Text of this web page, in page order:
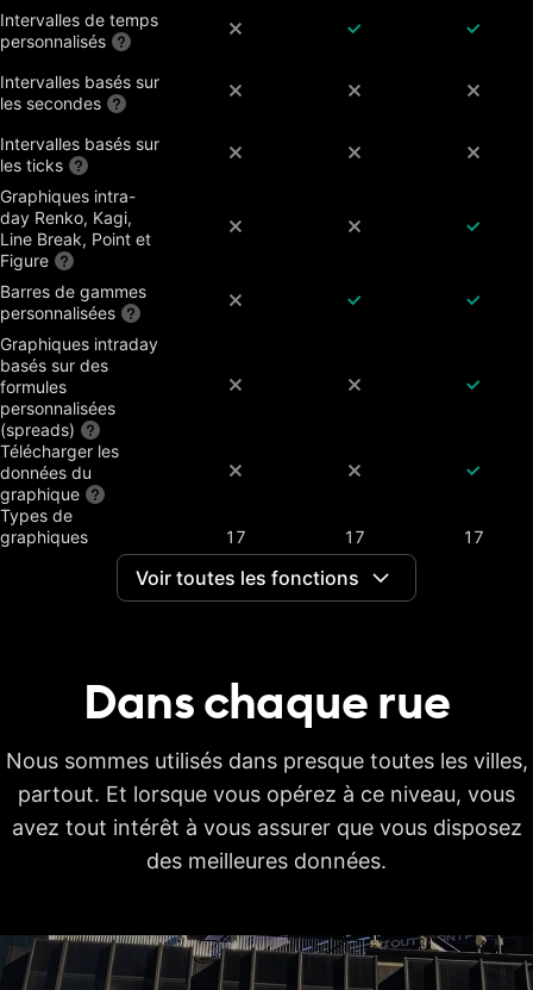
Intervalles de temps
personnalisés
Intervalles basés sur
les secondes
Intervalles basés sur
les ticks
Graphiques intra-
day Renko, Kagi,
Line Break, Point et
Figure
Barres de gammes
personnalisées
Graphiques intraday
basés sur des
formules
personnalisées
(spreads)
Télécharger les
données du
graphique
Types de
graphiques
personnalisables
17 17 17
fractionnements et
interactifs
Données financières
annuelles historiques
sur les graphiques
20 années
Données financières
Horaires de trading
étendus
Voir toutes les fonctions
Dans chaquerue
Nous sommes utilisés dans presque toutes les villes,
partout. Et lorsque vous opérez à ce niveau, vous
avez tout intérêt à vous assurer que vous disposez
des meilleures données.